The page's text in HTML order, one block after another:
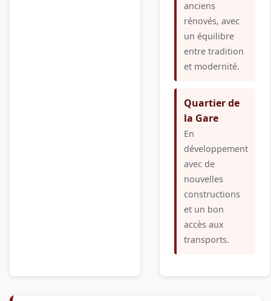
anciens
rénovés, avec
un équilibre
entre tradition
et modernité.
Quartier de
la Gare
En
développement
avec de
nouvelles
constructions
et un bon
accès aux
transports.